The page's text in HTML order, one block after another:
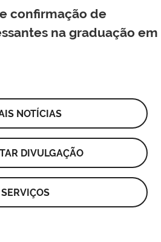
confirmação de
na graduação em
NOTÍCIAS
DIVULGAÇÃO
SERVIÇOS